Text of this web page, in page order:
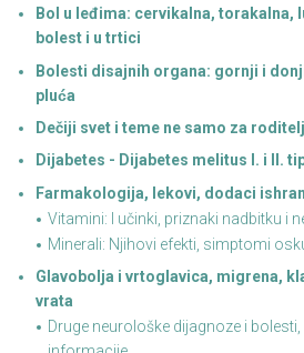
Bol u leđima: cervikalna, torakalna,
bolest i u trtici
Bolesti disajnih organa: gornji i
pluća
Dečiji svet i teme ne samo za
Dijabetes - Dijabetes melitus I. i II.
Farmakologija, lekovi, dodaci
Vitamini: I učinki, priznaki nadbitku i
Minerali: Njihovi efekti, simptomi
Glavobolja i vrtoglavica, migrena,
vrata
Druge neurološke dijagnoze i